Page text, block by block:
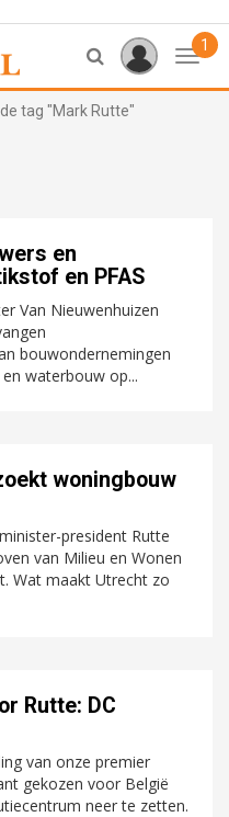
1
tag "Mark Rutte"
en
en PFAS
Van Nieuwenhuizen
bouwondernemingen
waterbouw op...
woningbouw
president Rutte
van Milieu en Wonen
Wat maakt Utrecht zo
Rutte: DC
van onze premier
gekozen voor België
neer te zetten.